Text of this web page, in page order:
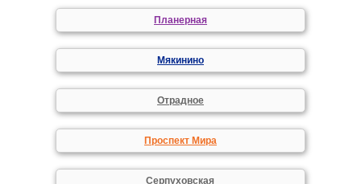
Планерная
Мякинино
Отрадное
Проспект Мира
Серпуховская